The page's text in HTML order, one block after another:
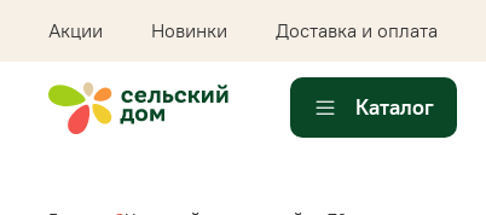
Акции Новинки Доставка и оплата
Каталог